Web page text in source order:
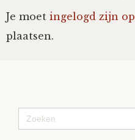
Je moet ingelogd zijn op
plaatsen.
Zoek
naar: